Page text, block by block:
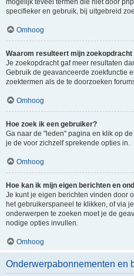
mogelijk teveel termen die niet door
specifieker en gebruik, bij uitgebreid
Omhoog
Waarom resulteert mijn zoekopdracht
Je zoekopdracht gaf meer resultaten
Gebruik de geavanceerde zoekfunctie
zoektermen als de te doorzoeken
Omhoog
Hoe zoek ik een gebruiker?
Ga naar de "leden" pagina en klik op
je de voor zichzelf sprekende opties in.
Omhoog
Hoe kan ik mijn eigen berichten en
Je kunt je eigen berichten vinden door
het gebruikerspaneel te klikken, of via
onderwerpen te zoeken moet je de
nodige opties invullen.
Omhoog
Onderwerpabonnementen en